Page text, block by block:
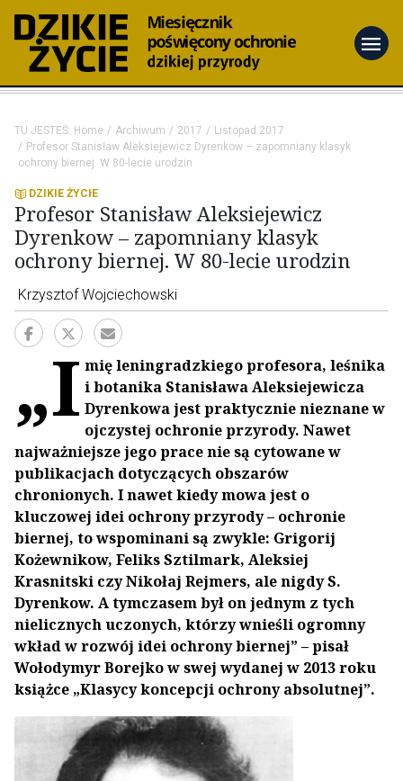
menu
TU JESTEŚ: Home Archiwum 2017
Listopad 2017
Profesor Stanisław Aleksiejewicz Dyrenkow – zapomniany klasyk
ochrony biernej. W 80-lecie urodzin
DZIKIE ŻYCIE
Profesor Stanisław Aleksiejewicz
Dyrenkow – zapomniany klasyk
ochrony biernej. W 80-lecie urodzin
Krzysztof Wojciechowski
„I mię leningradzkiego profesora, leśnika
i botanika Stanisława Aleksiejewicza
Dyrenkowa jest praktycznie nieznane w
ojczystej ochronie przyrody. Nawet
najważniejsze jego prace nie są cytowane w
publikacjach dotyczących obszarów
chronionych. I nawet kiedy mowa jest o
kluczowej idei ochrony przyrody – ochronie
biernej, to wspominani są zwykle: Grigorij
Kożewnikow, Feliks Sztilmark, Aleksiej
Krasnitski czy Nikołaj Rejmers, ale nigdy S.
Dyrenkow. A tymczasem był on jednym z tych
nielicznych uczonych, którzy wnieśli ogromny
wkład w rozwój idei ochrony biernej” – pisał
Wołodymyr Borejko w swej wydanej w 2013 roku
książce „Klasycy koncepcji ochrony absolutnej”.